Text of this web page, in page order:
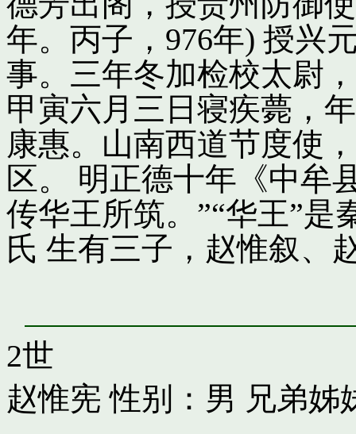
年。丙子，976年) 授兴
事。三年冬加检校太尉
甲寅六月三日寝疾薨，
康惠。山南西道节度使
区。 明正德十年《中牟
传华王所筑。”“华王”是
氏 生有三子，赵惟叙、
2世
赵惟宪 性别：男 兄弟姊